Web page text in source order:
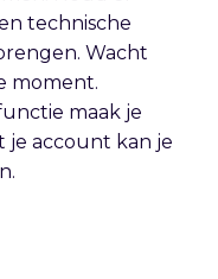
technische
Wacht
moment.
maak je
je account kan je